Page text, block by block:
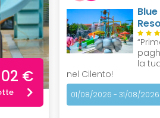
€
la
nel Cilento!
01/08/2026 - 31/08/2026